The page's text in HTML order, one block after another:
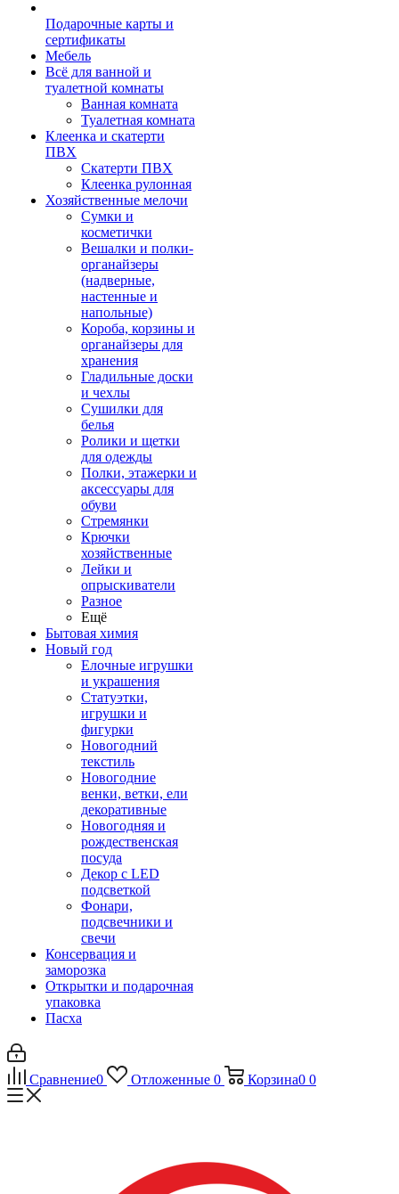
Подарочные карты и
сертификаты
Мебель
Всё для ванной и
туалетной комнаты
Ванная комната
Туалетная комната
Клеенка и скатерти
ПВХ
Скатерти ПВХ
Клеенка рулонная
Хозяйственные мелочи
Сумки и
косметички
Вешалки и полки-
органайзеры
(надверные,
настенные и
напольные)
Короба, корзины и
органайзеры для
хранения
Гладильные доски
и чехлы
Сушилки для
белья
Ролики и щетки
для одежды
Полки, этажерки и
аксессуары для
обуви
Стремянки
Крючки
хозяйственные
Лейки и
опрыскиватели
Разное
Ещё
Бытовая химия
Новый год
Елочные игрушки
и украшения
Статуэтки,
игрушки и
фигурки
Новогодний
текстиль
Новогодние
венки, ветки, ели
декоративные
Новогодняя и
рождественская
посуда
Декор с LED
подсветкой
Фонари,
подсвечники и
свечи
Консервация и
заморозка
Открытки и подарочная
упаковка
Пасха
Сравнение0 Отложенные 0 Корзина0 0